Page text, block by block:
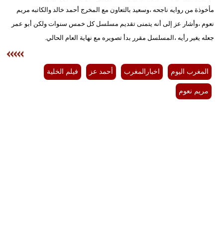
بيئة
أبراج
مأخوذة من روايه ناجحه ،وسعيد بالتعاون مع المخرج أحمد خالد والكاتبه مريم
نعوم ،وأشار عز إلى أنه يتمنى تقديم مسلسل كل خمس سنوات ولكن أبو عمر
جعله يغير رأيه ،المسلسل مقرر بدأ تصويره مع نهاية العام الحالي.
المغرب اليوم اخبارالمغرب أحمد عز فيلم الخلية
مريم نعوم